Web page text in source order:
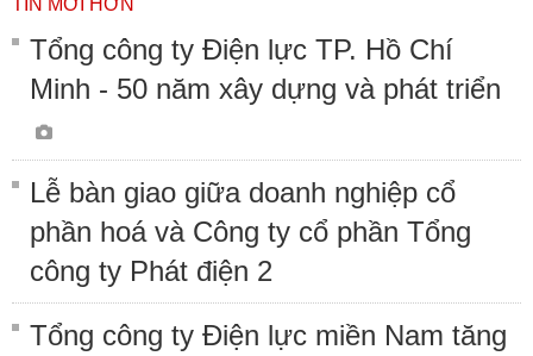
Tổng công ty Điện lực TP. Hồ Chí
Minh - 50 năm xây dựng và phát triển
Lễ bàn giao giữa doanh nghiệp cổ
phần hoá và Công ty cổ phần Tổng
công ty Phát điện 2
Tổng công ty Điện lực miền Nam tăng